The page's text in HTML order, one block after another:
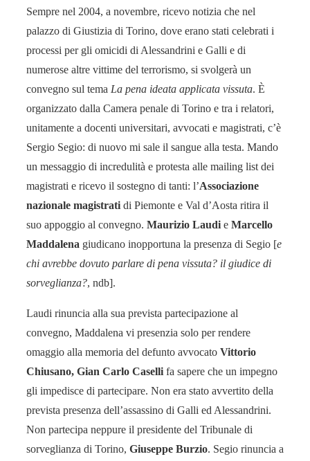
Sempre nel 2004, a novembre, ricevo notizia che nel
palazzo di Giustizia di Torino, dove erano stati celebrati i
processi per gli omicidi di Alessandrini e Galli e di
numerose altre vittime del terrorismo, si svolgerà un
convegno sul tema La pena ideata applicata vissuta. È
organizzato dalla Camera penale di Torino e tra i relatori,
unitamente a docenti universitari, avvocati e magistrati, c’è
Sergio Segio: di nuovo mi sale il sangue alla testa. Mando
un messaggio di incredulità e protesta alle mailing list dei
magistrati e ricevo il sostegno di tanti: l’Associazione
nazionale magistrati di Piemonte e Val d’Aosta ritira il
suo appoggio al convegno. Maurizio Laudi e Marcello
Maddalena giudicano inopportuna la presenza di Segio [e
chi avrebbe dovuto parlare di pena vissuta? il giudice di
sorveglianza?, ndb].
Laudi rinuncia alla sua prevista partecipazione al
convegno, Maddalena vi presenzia solo per rendere
omaggio alla memoria del defunto avvocato Vittorio
Chiusano, Gian Carlo Caselli fa sapere che un impegno
gli impedisce di partecipare. Non era stato avvertito della
prevista presenza dell’assassino di Galli ed Alessandrini.
Non partecipa neppure il presidente del Tribunale di
sorveglianza di Torino, Giuseppe Burzio. Segio rinuncia a